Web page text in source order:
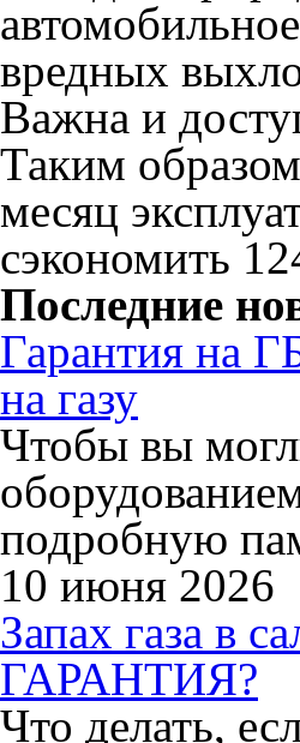
вредных
Важна и
Таким
месяц
сэкономить
Последние
Гарантия на
на газу
Чтобы вы
подробную
10 июня 2026
Запах газа
ГАРАНТИЯ?
Что делать,